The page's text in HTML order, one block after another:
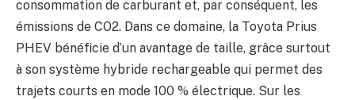
consommation de carburant et, par conséquent, les
émissions de CO2. Dans ce domaine, la Toyota Prius
PHEV bénéficie d’un avantage de taille, grâce surtout
à son système hybride rechargeable qui permet des
trajets courts en mode 100 % électrique. Sur les